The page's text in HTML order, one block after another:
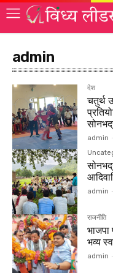
admin
देश
चतुर्थ
admin -
admin -
राजनीति
भव्य
admin -